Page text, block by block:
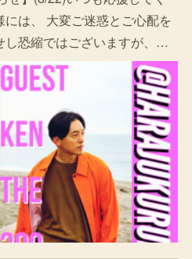
は、 大変ご迷惑とご心配を
し恐縮ではございますが、…